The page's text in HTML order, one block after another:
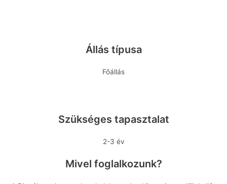
Állás típusa
Főállás
Szükséges tapasztalat
2-3 év
Mivel foglalkozunk?